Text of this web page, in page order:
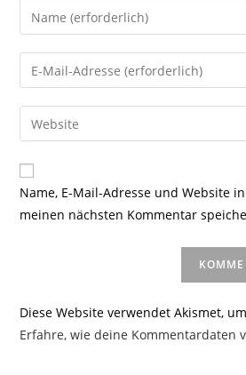
Gib
deinen
Namen
oder
zum
Kommentieren
ein
Gib
deine
E-
Mail-
zum
Kommentieren
ein
Gib
deine
Website-
URL
Name, E-Mail-Adresse und Website
meinen nächsten Kommentar
Diese Website verwendet Akismet,
Erfahre, wie deine Kommentardaten